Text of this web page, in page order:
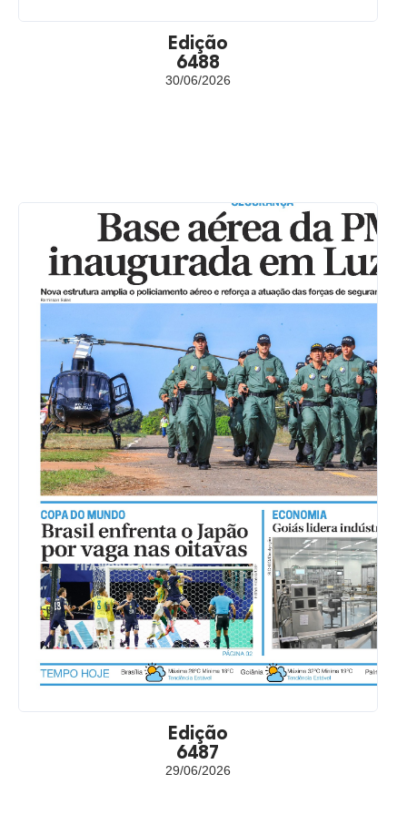
Edição
6488
30/06/2026
Edição
6487
29/06/2026